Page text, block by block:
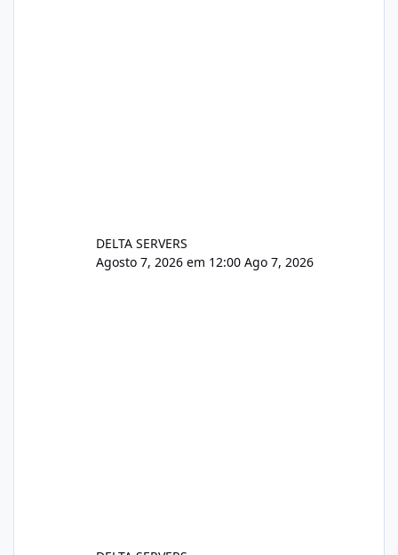
DELTA SERVERS
Agosto 7, 2026 em 12:00 Ago 7, 2026